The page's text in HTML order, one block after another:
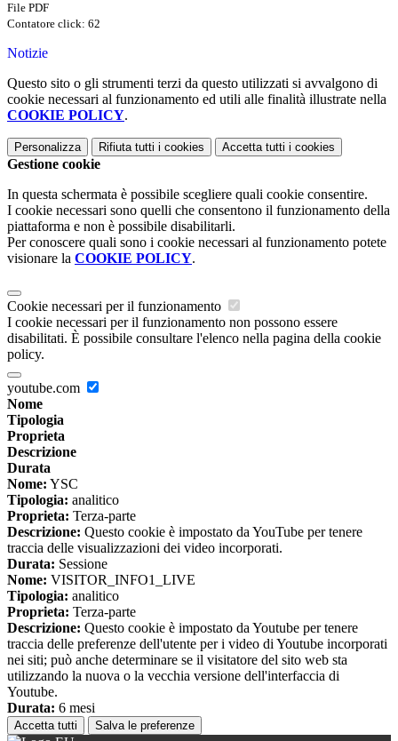
File PDF
Contatore click: 62
Notizie
Questo sito o gli strumenti terzi da questo utilizzati si avvalgono di
cookie necessari al funzionamento ed utili alle finalità illustrate nella
COOKIE POLICY.
Personalizza Rifiuta tutti i cookies Accetta tutti i cookies
Gestione cookie
In questa schermata è possibile scegliere quali cookie consentire.
I cookie necessari sono quelli che consentono il funzionamento della
piattaforma e non è possibile disabilitarli.
Per conoscere quali sono i cookie necessari al funzionamento potete
visionare la COOKIE POLICY.
Cookie necessari per il funzionamento
I cookie necessari per il funzionamento non possono essere
disabilitati. È possibile consultare l'elenco nella pagina della cookie
policy.
youtube.com
Nome
Tipologia
Proprieta
Descrizione
Durata
Nome: YSC
Tipologia: analitico
Proprieta: Terza-parte
Descrizione: Questo cookie è impostato da YouTube per tenere
traccia delle visualizzazioni dei video incorporati.
Durata: Sessione
Nome: VISITOR_INFO1_LIVE
Tipologia: analitico
Proprieta: Terza-parte
Descrizione: Questo cookie è impostato da Youtube per tenere
traccia delle preferenze dell'utente per i video di Youtube incorporati
nei siti; può anche determinare se il visitatore del sito web sta
utilizzando la nuova o la vecchia versione dell'interfaccia di
Youtube.
Durata: 6 mesi
Accetta tutti Salva le preferenze